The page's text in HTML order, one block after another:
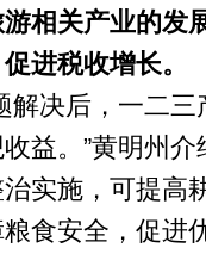
相关产业的发
进税收增长。
决后，一二三
益。”黄明州介
实施，可提高
食安全，促进